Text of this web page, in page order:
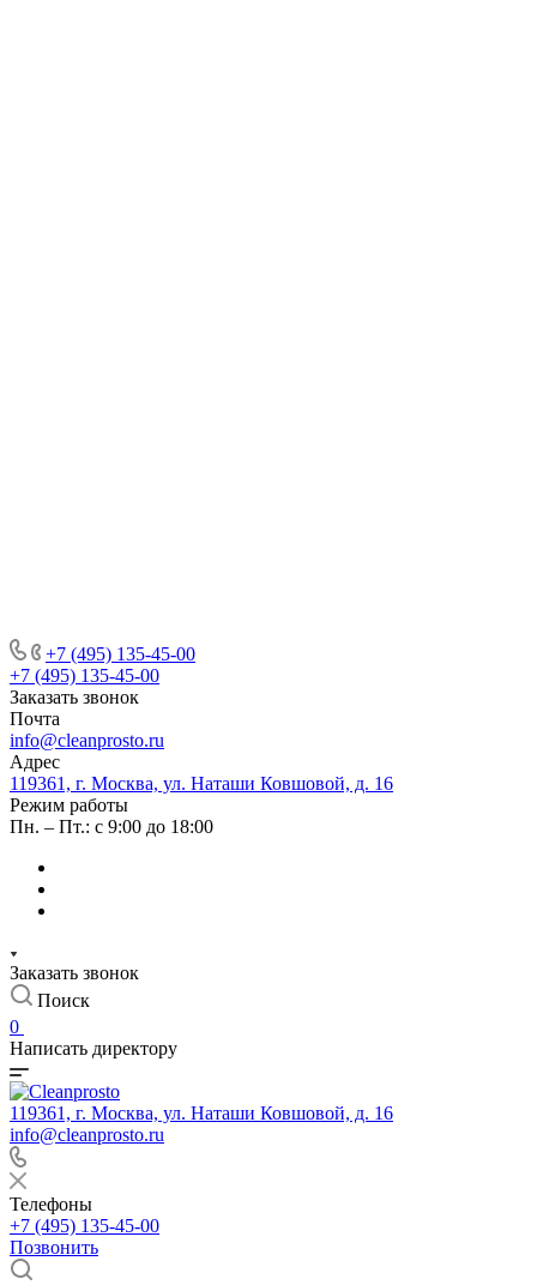
+7 (495) 135-45-00
+7 (495) 135-45-00
Заказать звонок
Почта
info@cleanprosto.ru
Адрес
119361, г. Москва, ул. Наташи Ковшовой, д. 16
Режим работы
Пн. – Пт.: с 9:00 до 18:00
Заказать звонок
Поиск
0
Написать директору
119361, г. Москва, ул. Наташи Ковшовой, д. 16
info@cleanprosto.ru
Телефоны
+7 (495) 135-45-00
Позвонить